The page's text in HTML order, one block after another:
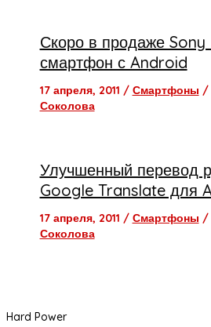
Скоро в продаже Sony
смартфон с Android
17 апреля, 2011 / Смартфоны /
Соколова
Улучшенный перевод
Google Translate для
17 апреля, 2011 / Смартфоны /
Соколова
Hard Power